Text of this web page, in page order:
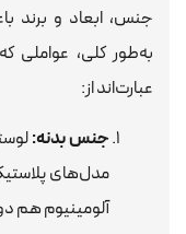
جنس، ابعاد و برند
به‌طور کلی، عواملی
عبارت‌اند از:
جنس بدنه:
مدل‌های
آلومینیوم هم